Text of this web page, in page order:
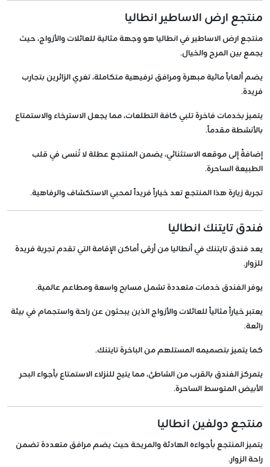
منتجع ارض الاساطير انطاليا
منتجع ارض الاساطير في انطاليا هو وجهة مثالية للعائلات والأزواج، حيث
يجمع بين المرح والخيال.
يضم ألعاباً مائية مبهرة ومرافق ترفيهية متكاملة، تغري الزائرين بتجارب
فريدة.
يتميز بخدمات فاخرة تلبي كافة التطلعات، مما يجعل الاسترخاء والاستمتاع
بالأنشطة مقدماً.
إضافةً إلى موقعه الاستثنائي، يضمن المنتجع عطلة لا تُنسى في قلب
الطبيعة الساحرة.
تجربة زيارة هذا المنتجع تعد خياراً فريداً لمحبي الاستكشاف والرفاهية.
فندق تايتنك انطاليا
يعد فندق تايتنك في أنطاليا من أرقى أماكن الإقامة التي تقدم تجربة فريدة
للزوار.
يوفر الفندق خدمات متعددة تشمل مسابح واسعة ومطاعم عالمية.
يعتبر خياراً مثالياً للعائلات والأزواج الذين يبحثون عن راحة واستجمام في بيئة
رائعة.
كما يتميز بتصميمه المستلهم من الباخرة تايتنك.
يتمركز الفندق بالقرب من الشاطئ، مما يتيح للنزلاء الاستمتاع بأجواء البحر
الأبيض المتوسط الساحرة.
منتجع دولفين انطاليا
يتميز المنتجع بأجواءه الهادئة والمريحة حيث يضم مرافق متعددة تضمن
راحة الزوار.